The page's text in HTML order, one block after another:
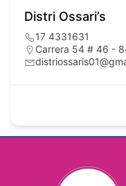
Distri Ossari’s
17 4331631
Carrera 54 # 46 -